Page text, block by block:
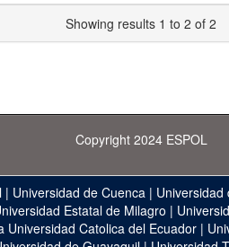
Showing results 1 to 2 of 2
Copyright 2024 ESPOL
| Universidad de Cuenca | Universidad
Estatal de Milagro |
Universidad Catolica del Ecuador|